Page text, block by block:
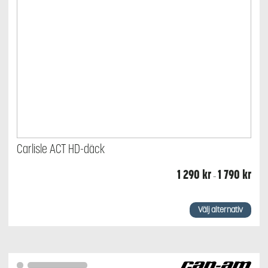
Carlisle ACT HD-däck
1 290 kr–1 790 kr
1
790
Välj alternativ
De